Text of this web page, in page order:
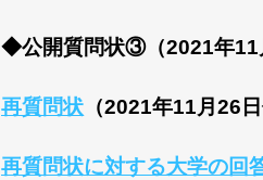
◆公開質問状③（2021年11
再質問状 （2021年11月26日
再質問状に対する大学の回